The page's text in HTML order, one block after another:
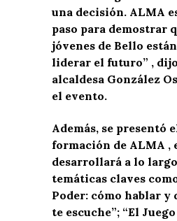
una decisión. ALMA
paso para demostrar
jóvenes de Bello
liderar el futuro” ,
alcaldesa González
el evento.
Además, se presentó
formación de ALMA ,
desarrollará a lo
temáticas claves
Poder: cómo hablar y
te escuche”; “El